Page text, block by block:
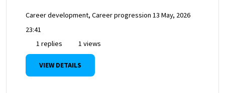
Career development, Career progression 13 May, 2026
23:41
1 replies
1 views
VIEW DETAILS